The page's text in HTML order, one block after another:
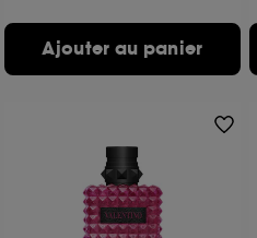
Ajouter au panier